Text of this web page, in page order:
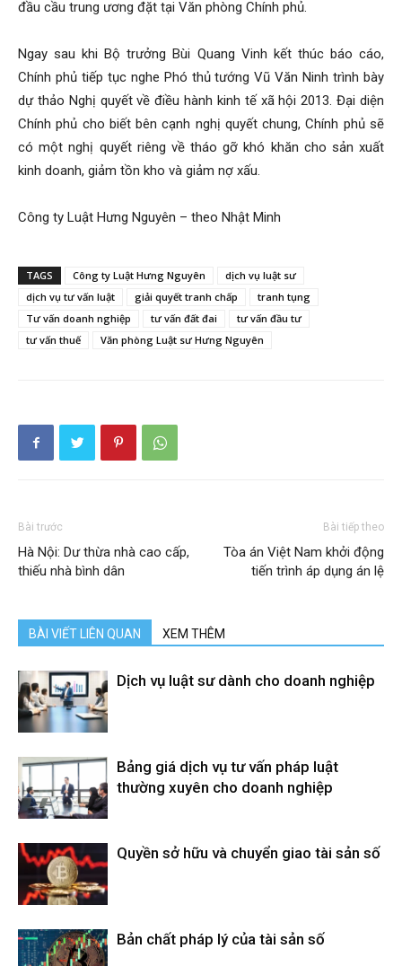
đầu cầu trung ương đặt tại Văn phòng Chính phủ.
Ngay sau khi Bộ trưởng Bùi Quang Vinh kết thúc báo cáo,
Chính phủ tiếp tục nghe Phó thủ tướng Vũ Văn Ninh trình bày
dự thảo Nghị quyết về điều hành kinh tế xã hội 2013. Đại diện
Chính phủ cho biết bên cạnh nghị quyết chung, Chính phủ sẽ
có một nghị quyết riêng về tháo gỡ khó khăn cho sản xuất
kinh doanh, giảm tồn kho và giảm nợ xấu.
Công ty Luật Hưng Nguyên – theo Nhật Minh
TAGS Công ty Luật Hưng Nguyên
dịch vụ luật sư
dịch vụ tư vấn luật
giải quyết tranh chấp
tranh tụng
Tư vấn doanh nghiệp
tư vấn đất đai
tư vấn đầu tư
tư vấn thuế
Văn phòng Luật sư Hưng Nguyên
Bài trước
Hà Nội: Dư thừa nhà cao cấp,
thiếu nhà bình dân
Bài tiếp theo
Tòa án Việt Nam khởi động
tiến trình áp dụng án lệ
BÀI VIẾT LIÊN QUAN XEM THÊM
Dịch vụ luật sư dành cho doanh nghiệp
Bảng giá dịch vụ tư vấn pháp luật
thường xuyên cho doanh nghiệp
Quyền sở hữu và chuyển giao tài sản số
Bản chất pháp lý của tài sản số